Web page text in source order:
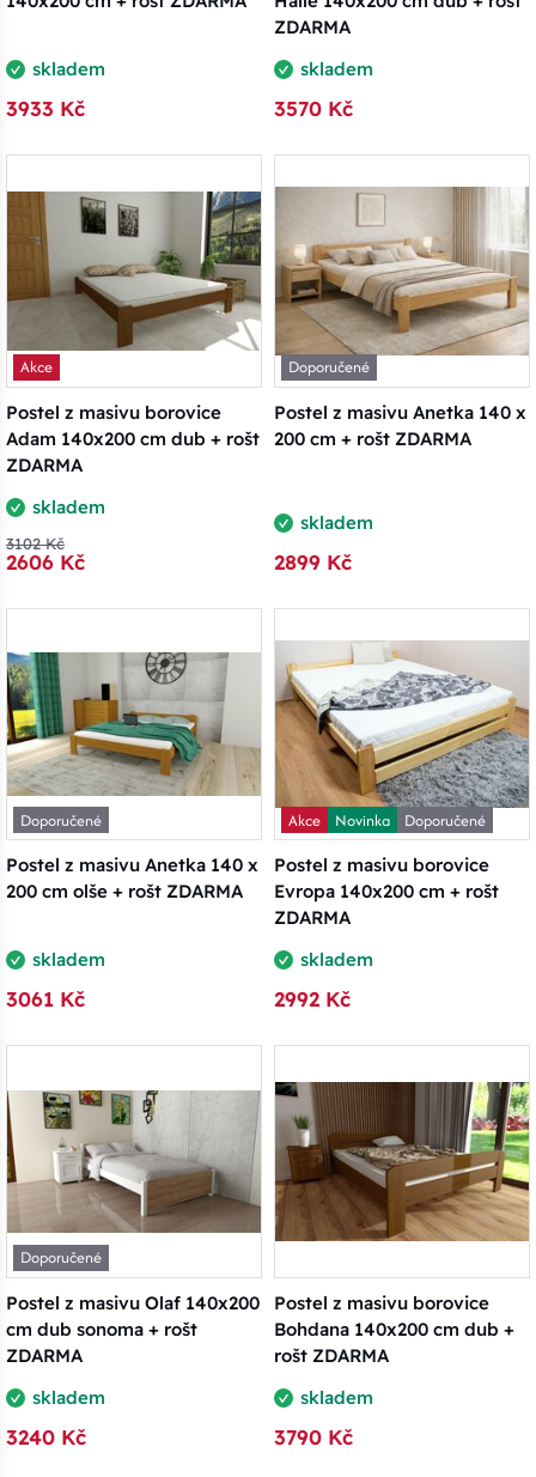
skladem
3933 Kč
ZDARMA
skladem
3570 Kč
Akce
Postel z masivu borovice
Adam 140x200 cm dub + rošt
ZDARMA
skladem
3102 Kč
2606 Kč
Doporučené
Postel z masivu Anetka 140 x
200 cm + rošt ZDARMA
skladem
2899 Kč
Doporučené
Postel z masivu Anetka 140 x
200 cm olše + rošt ZDARMA
skladem
3061 Kč
Akce Novinka
Doporučené
Postel z masivu borovice
Evropa 140x200 cm + rošt
ZDARMA
skladem
2992 Kč
Doporučené
Postel z masivu Olaf 140x200
cm dub sonoma + rošt
ZDARMA
skladem
3240 Kč
Postel z masivu borovice
Bohdana 140x200 cm dub +
rošt ZDARMA
skladem
3790 Kč